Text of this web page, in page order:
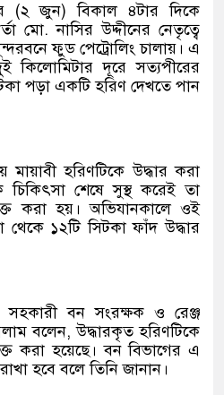
(২ জুন) বিকাল ৪টার দিকে
মো. নাসির উদ্দীনের নেতৃত্বে
ফুড পেট্রোলিং চালায়। এ
দূরে সত্যপীরের
পড়া একটি হরিণ দেখতে পান
মায়াবী হরিণটিকে উদ্ধার করা
শেষে সুস্থ করেই তা
করা হয়। অভিযানকালে ওই
থেকে ১২টি সিটকা ফাঁদ উদ্ধার
সহকারী বন সংরক্ষক ও রেঞ্জ
বলেন, উদ্ধারকৃত হরিণটিকে
করা হয়েছে। বন বিভাগের এ
হবে বলে তিনি জানান।